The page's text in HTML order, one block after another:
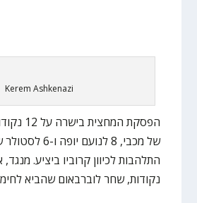
Kerem Ashkenazi
הפסקת
של מכבי, 8 לנועם
נקודות, שחר לוברבאום שהביא